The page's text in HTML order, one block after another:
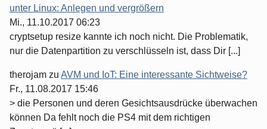
unter Linux: Anlegen und vergrößern
Mi., 11.10.2017 06:23
cryptsetup resize kannte ich noch nicht. Die Problematik,
nur die Datenpartition zu verschlüsseln ist, dass Dir [...]
therojam zu AVM und IoT: Eine interessante Sichtweise?
Fr., 11.08.2017 15:46
> die Personen und deren Gesichtsausdrücke überwachen
können Da fehlt noch die PS4 mit dem richtigen